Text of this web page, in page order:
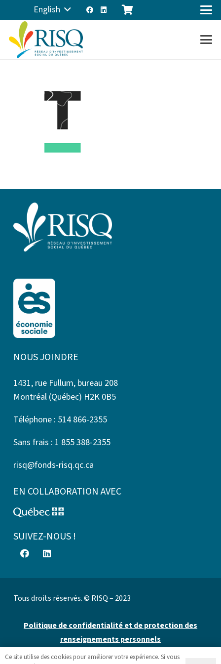
English
NOUS JOINDRE
1431, rue Fullum, bureau 208
Montréal (Québec) H2K 0B5
Téléphone : 514 866-2355
Sans frais : 1 855 388-2355
risq@fonds-risq.qc.ca
EN COLLABORATION AVEC
SUIVEZ-NOUS !
Tous droits réservés. © RISQ – 2023
Politique de confidentialité et de protection des
renseignements personnels
Ce site utilise des cookies pour améliorer votre expérience. Si vous